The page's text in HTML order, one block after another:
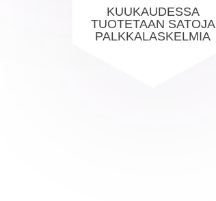
KUUKAUDESSA
TUOTETAAN SATOJA
PALKKALASKELMIA